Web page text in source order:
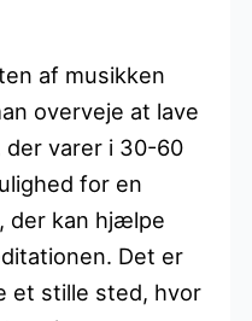
af musikken
overveje at lave
der varer i 30-60
for en
der kan hjælpe
Det er
et stille sted, hvor